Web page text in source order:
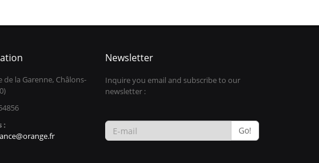
de la Garenne, Châlons-
:
Newsletter
Inquire you email and subscribe to our
newsletter :
Go!